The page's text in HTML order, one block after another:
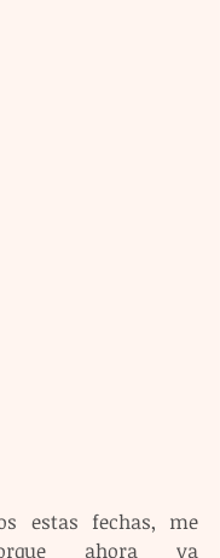
estas fechas, me
ahora ya